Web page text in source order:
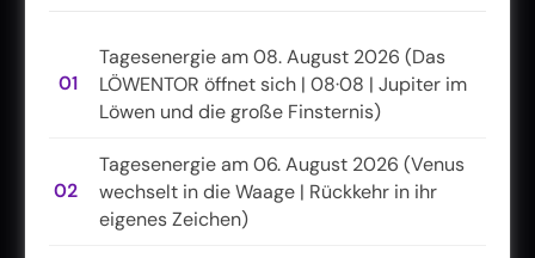
01
Tagesenergie am 08. August 2026 (Das
LÖWENTOR öffnet sich | 08·08 | Jupiter im
Löwen und die große Finsternis)
02
Tagesenergie am 06. August 2026 (Venus
wechselt in die Waage | Rückkehr in ihr
eigenes Zeichen)